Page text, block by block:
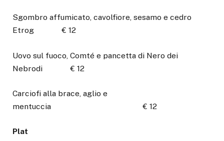
Sgombro affumicato, cavolfiore, sesamo e cedro
Etrog € 12
Uovo sul fuoco, Comté e pancetta di Nero dei
Nebrodi € 12
Carciofi alla brace, aglio e
mentuccia € 12
Plat